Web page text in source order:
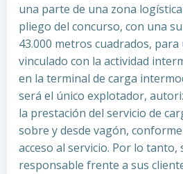
una parte de una zona
pliego del concurso, con una
43.000 metros cuadrados,
vinculado con la actividad
en la terminal de carga
será el único explotador,
la prestación del servicio de
sobre y desde vagón,
acceso al servicio. Por lo tanto,
responsable frente a sus